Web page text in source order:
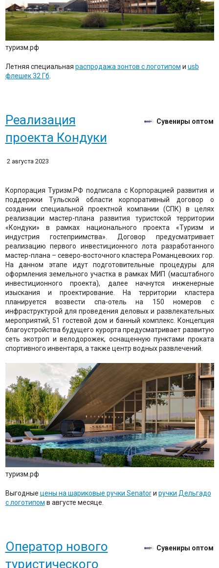
туризм.рф
Летняя специальная распродажа зонтов с логотипом и usb
флешек 32 Гб.
Реализация
проекта Кондуки
Сувениры оптом
2 августа 2023
Корпорация Туризм.РФ подписала с Корпорацией развития и
поддержки Тульской области корпоративный договор о
создании специальной проектной компании (СПК) в целях
реализации мастер-плана развития туристской территории
«Кондуки» в рамках национального проекта «Туризм и
индустрия гостеприимства». Договор предусматривает
реализацию первого инвестиционного лота разработанного
мастер-плана – северо-восточного кластера Романцевских гор.
На данном этапе идут подготовительные процедуры для
оформления земельного участка в рамках МИП (масштабного
инвестиционного проекта), далее начнутся инженерные
изыскания и проектирование. На территории кластера
планируется возвести спа-отель на 150 номеров с
инфраструктурой для проведения деловых и развлекательных
мероприятий, 51 гостевой дом и банный комплекс. Концепция
благоустройства будущего курорта предусматривает развитую
сеть экотроп и велодорожек, оснащенную пунктами проката
спортивного инвентаря, а также центр водных развлечений.
туризм.рф
Выгодные цены на шариковые ручки Senatorи ручки Дельгадо
с логотипом в августе месяце.
Оператор нового
туристического
Сувениры оптом